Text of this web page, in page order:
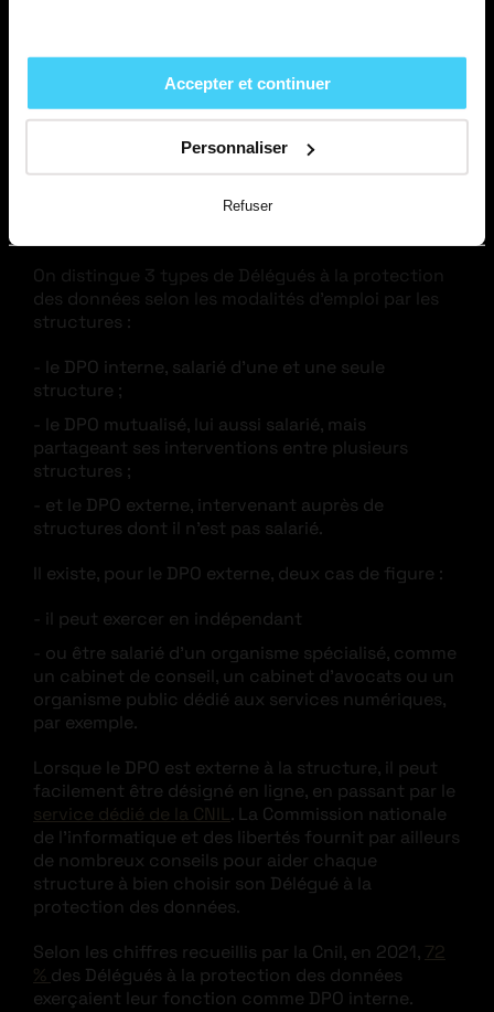
Accepter et continuer
Personnaliser
Refuser
d’utilisation. »
Alexis. O - Délégué à la Protection des
Données
On distingue 3 types de Délégués à la protection
des données selon les modalités d’emploi par les
structures :
le DPO interne, salarié d’une et une seule
structure ;
le DPO mutualisé, lui aussi salarié, mais
partageant ses interventions entre plusieurs
structures ;
et le DPO externe, intervenant auprès de
structures dont il n’est pas salarié.
Il existe, pour le DPO externe, deux cas de figure :
il peut exercer en indépendant
ou être salarié d’un organisme spécialisé, comme
un cabinet de conseil, un cabinet d’avocats ou un
organisme public dédié aux services numériques,
par exemple.
Lorsque le DPO est externe à la structure, il peut
facilement être désigné en ligne, en passant par le
service dédié de la CNIL. La Commission nationale
de l’informatique et des libertés fournit par ailleurs
de nombreux conseils pour aider chaque
structure à bien choisir son Délégué à la
protection des données.
Selon les chiffres recueillis par la Cnil, en 2021, 72
% des Délégués à la protection des données
exerçaient leur fonction comme DPO interne.